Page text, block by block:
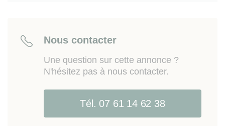
Nous contacter
Une question sur cette annonce ?
N'hésitez pas à nous contacter.
Tél. 07 61 14 62 38